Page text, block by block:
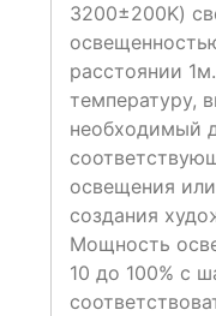
3200±200K)
расстоянии
температуру,
необходимый
освещения
создания
Мощность
10 до 100% с